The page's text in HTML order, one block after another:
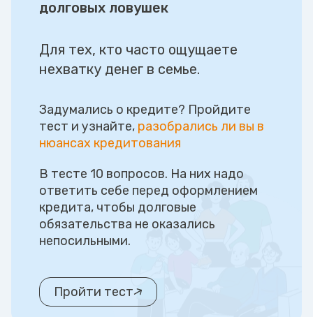
долговых ловушек
Для тех, кто часто ощущаете
нехватку денег в семье.
Задумались о кредите? Пройдите
тест и узнайте, разобрались ли вы в
нюансах кредитования
В тесте 10 вопросов. На них надо
ответить себе перед оформлением
кредита, чтобы долговые
обязательства не оказались
непосильными.
Пройти тест